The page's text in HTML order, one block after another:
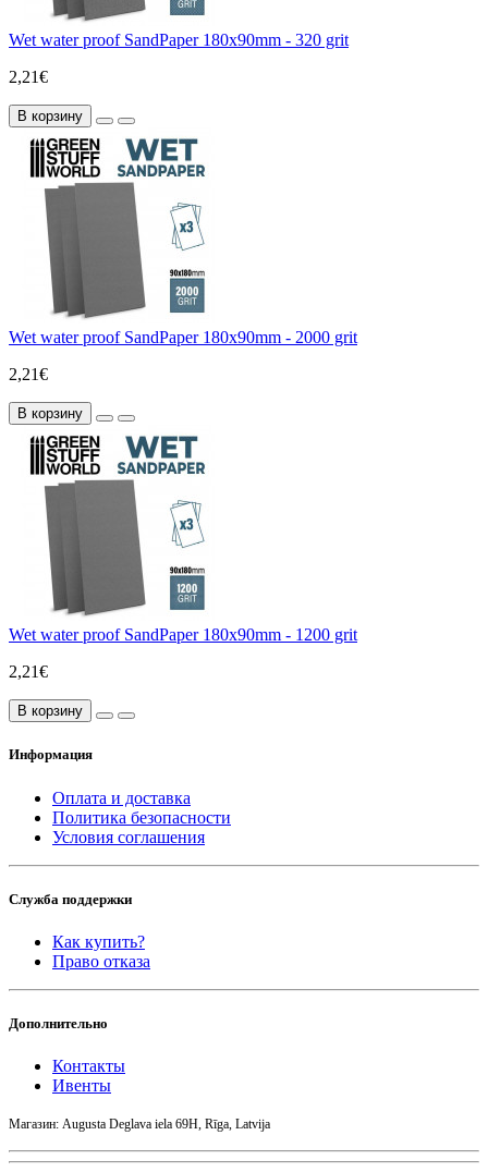
Wet water proof SandPaper 180x90mm - 320 grit
2,21€
В корзину
Wet water proof SandPaper 180x90mm - 2000 grit
2,21€
В корзину
Wet water proof SandPaper 180x90mm - 1200 grit
2,21€
В корзину
Информация
Оплата и доставка
Политика безопасности
Условия соглашения
Служба поддержки
Как купить?
Право отказа
Дополнительно
Контакты
Ивенты
Магазин: Augusta Deglava iela 69H, Rīga, Latvija